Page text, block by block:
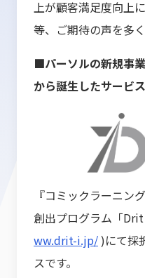
上が顧客満足度向上
等、ご期待の声を多
■パーソルの新規事
から誕生したサービス
『コミックラーニン
創出プログラム「
ww.drit-i.jp/)にて採
スです。